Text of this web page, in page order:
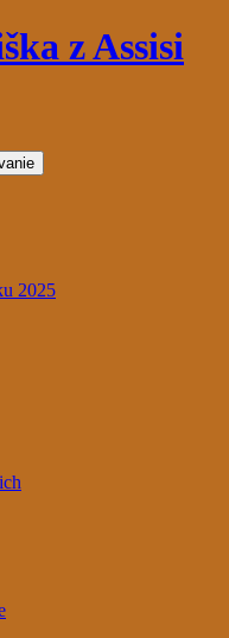
z Assisi
2025